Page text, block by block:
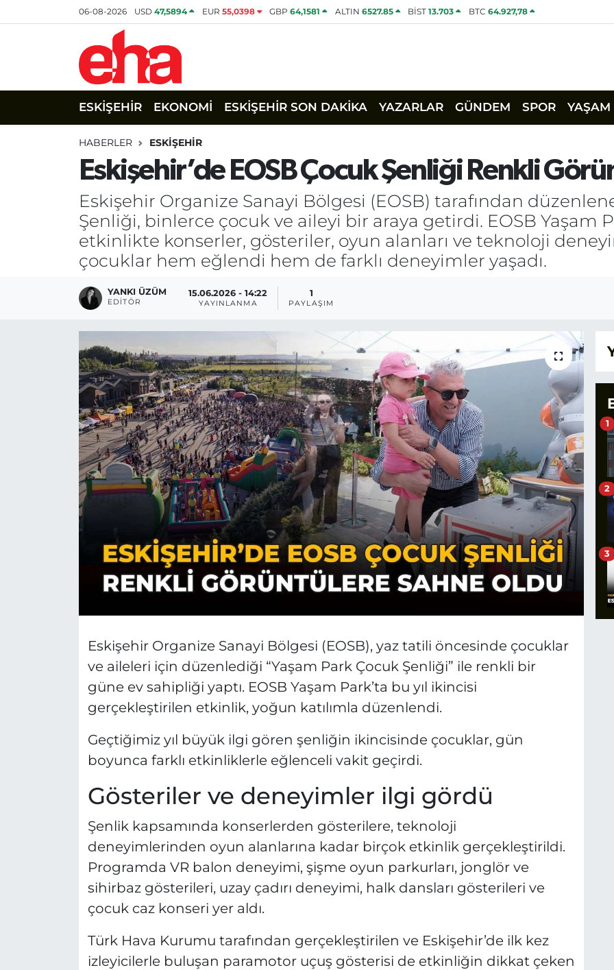
06-08-2026 USD47,5894 EUR 55,0398 GBP64,1581 ALTIN 6527.85 BİST13.703 BTC 64.927,78
ESKİŞEHİR EKONOMİ ESKİŞEHİR SON DAKİKA YAZARLAR GÜNDEM SPOR YAŞAM
HABERLER ESKİŞEHİR
Eskişehir’de EOSB Çocuk Şenliği Renkli
Eskişehir Organize Sanayi Bölgesi (EOSB) tarafından
Şenliği, binlerce çocuk ve aileyi bir araya getirdi. EOSB Yaşam
etkinlikte konserler, gösteriler, oyun alanları ve teknoloji
çocuklar hem eğlendi hem de farklı deneyimler yaşadı.
YANKI ÜZÜM
EDITÖR
15.06.2026 - 14:22
YAYINLANMA
1
PAYLAŞIM
Eskişehir Organize Sanayi Bölgesi (EOSB), yaz tatili öncesinde çocuklar
ve aileleri için düzenlediği “Yaşam Park Çocuk Şenliği” ile renkli bir
güne ev sahipliği yaptı. EOSB Yaşam Park’ta bu yıl ikincisi
gerçekleştirilen etkinlik, yoğun katılımla düzenlendi.
Geçtiğimiz yıl büyük ilgi gören şenliğin ikincisinde çocuklar, gün
boyunca farklı etkinliklerle eğlenceli vakit geçirdi.
Gösteriler ve deneyimler ilgi gördü
Şenlik kapsamında konserlerden gösterilere, teknoloji
deneyimlerinden oyun alanlarına kadar birçok etkinlik gerçekleştirildi.
Programda VR balon deneyimi, şişme oyun parkurları, jonglör ve
sihirbaz gösterileri, uzay çadırı deneyimi, halk dansları gösterileri ve
çocuk caz konseri yer aldı.
Türk Hava Kurumu tarafından gerçekleştirilen ve Eskişehir’de ilk kez
izleyicilerle buluşan paramotor uçuş gösterisi de etkinliğin dikkat çeken
1
2
3